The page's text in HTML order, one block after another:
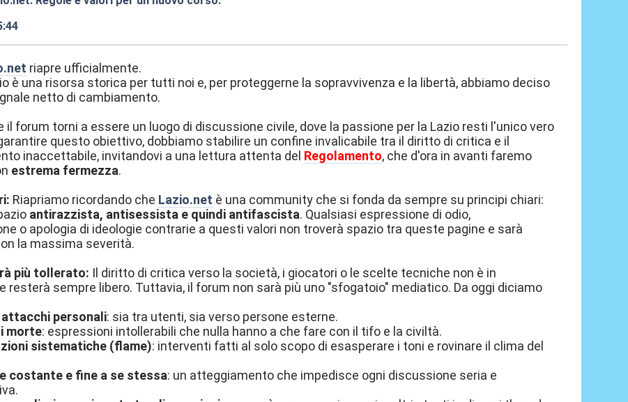
riapre ufficialmente.
è una risorsa storica per tutti noi e, per proteggerne la sopravvivenza e la libertà, abbiamo deciso
netto di cambiamento.
il forum torni a essere un luogo di discussione civile, dove la passione per la Lazio resti l'unico vero
questo obiettivo, dobbiamo stabilire un confine invalicabile tra il diritto di critica e il
inaccettabile, invitandovi a una lettura attenta del Regolamento, che d'ora in avanti faremo
estrema fermezza.
Riapriamo ricordando che Lazio.net è una community che si fonda da sempre su principi chiari:
antirazzista, antisessista e quindi antifascista. Qualsiasi espressione di odio,
o apologia di ideologie contrarie a questi valori non troverà spazio tra queste pagine e sarà
la massima severità.
più tollerato: Il diritto di critica verso la società, i giocatori o le scelte tecniche non è in
resterà sempre libero. Tuttavia, il forum non sarà più uno "sfogatoio" mediatico. Da oggi diciamo
personali: sia tra utenti, sia verso persone esterne.
morte: espressioni intollerabili che nulla hanno a che fare con il tifo e la civiltà.
sistematiche (flame): interventi fatti al solo scopo di esasperare i toni e rovinare il clima del
costante e fine a se stessa: un atteggiamento che impedisce ogni discussione seria e